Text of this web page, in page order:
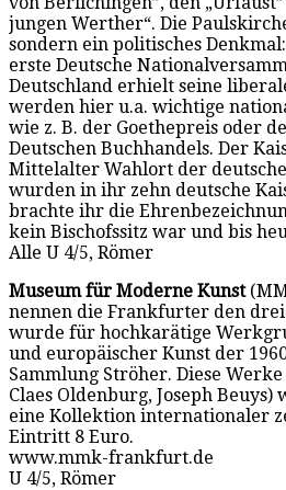
jungen Werther“. Die
sondern ein politisches
erste Deutsche
Deutschland erhielt seine
werden hier u.a. wichtige
wie z. B. der Goethepreis oder
Deutschen Buchhandels. Der
Mittelalter Wahlort der
wurden in ihr zehn deutsche
brachte ihr die
kein Bischofssitz war und bis
Alle U 4/5, Römer
Museum für Moderne Kunst
nennen die Frankfurter den
wurde für hochkarätige
und europäischer Kunst der
Sammlung Ströher. Diese
Claes Oldenburg, Joseph
eine Kollektion internationaler
Eintritt 8 Euro.
www.mmk-frankfurt.de
U 4/5, Römer